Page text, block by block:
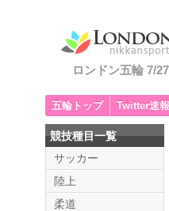
ロンドン五輪 7/
五輪トップ Twitter速報
競技種目一覧
サッカー
陸上
柔道